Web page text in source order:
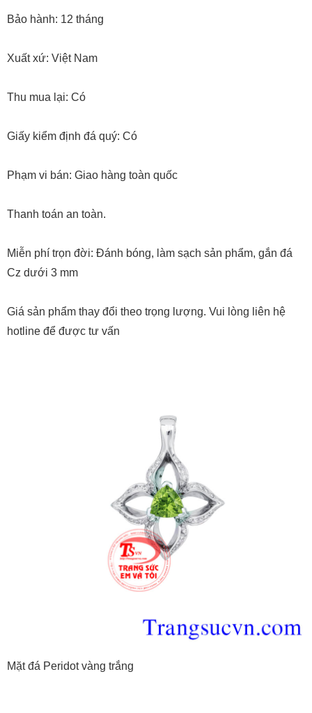
Bảo hành: 12 tháng
Xuất xứ: Việt Nam
Thu mua lại: Có
Giấy kiểm định đá quý: Có
Phạm vi bán: Giao hàng toàn quốc
Thanh toán an toàn.
Miễn phí trọn đời: Đánh bóng, làm sạch sản phẩm, gắn đá
Cz dưới 3 mm
Giá sản phẩm thay đổi theo trọng lượng. Vui lòng liên hệ
hotline để được tư vấn
Mặt đá Peridot vàng trắng